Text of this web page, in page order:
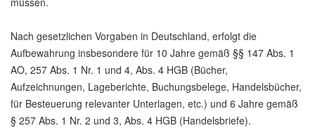
Nach gesetzlichen Vorgaben in Deutschland, erfolgt die
Aufbewahrung insbesondere für 10 Jahre gemäß §§ 147 Abs. 1
AO, 257 Abs. 1 Nr. 1 und 4, Abs. 4 HGB (Bücher,
Aufzeichnungen, Lageberichte, Buchungsbelege, Handelsbücher,
für Besteuerung relevanter Unterlagen, etc.) und 6 Jahre gemäß
§ 257 Abs. 1 Nr. 2 und 3, Abs. 4 HGB (Handelsbriefe).